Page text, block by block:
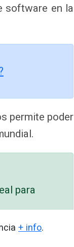
software en la
permite poder
para
+ info.